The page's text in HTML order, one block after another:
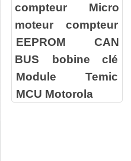
compteur
Micro
moteur compteur
EEPROM
CAN
BUS
bobine clé
Module Temic
MCU Motorola